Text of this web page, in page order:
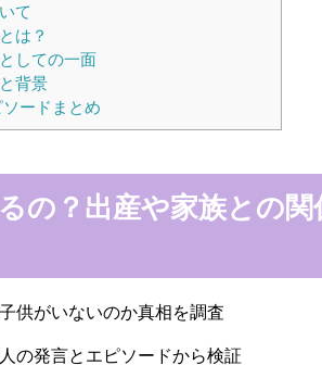
て
は？
しての一面
背景
ードまとめ
の？出産や家族との関
供がいないのか真相を調査
の発言とエピソードから検証